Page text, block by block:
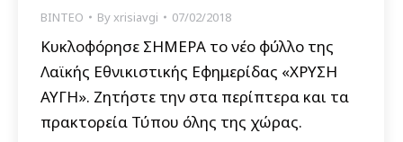
ΒΙΝΤΕΟ Byxrisiavgi 07/02/2018
Κυκλοφόρησε ΣΗΜΕΡΑ το νέο φύλλο της
Λαϊκής Εθνικιστικής Εφημερίδας «ΧΡΥΣΗ
ΑΥΓΗ». Ζητήστε την στα περίπτερα και τα
πρακτορεία Τύπου όλης της χώρας.